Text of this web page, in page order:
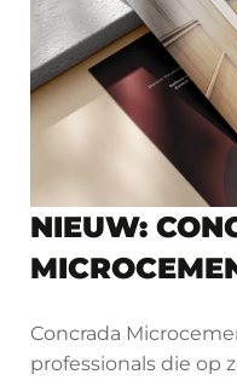
NIEUW:
Concrada
professionals die op